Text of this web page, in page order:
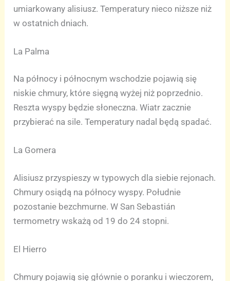
umiarkowany alisiusz. Temperatury nieco niższe niż
w ostatnich dniach.
La Palma
Na północy i północnym wschodzie pojawią się
niskie chmury, które sięgną wyżej niż poprzednio.
Reszta wyspy będzie słoneczna. Wiatr zacznie
przybierać na sile. Temperatury nadal będą spadać.
La Gomera
Alisiusz przyspieszy w typowych dla siebie rejonach.
Chmury osiądą na północy wyspy. Południe
pozostanie bezchmurne. W San Sebastián
termometry wskażą od 19 do 24 stopni.
El Hierro
Chmury pojawią się głównie o poranku i wieczorem,